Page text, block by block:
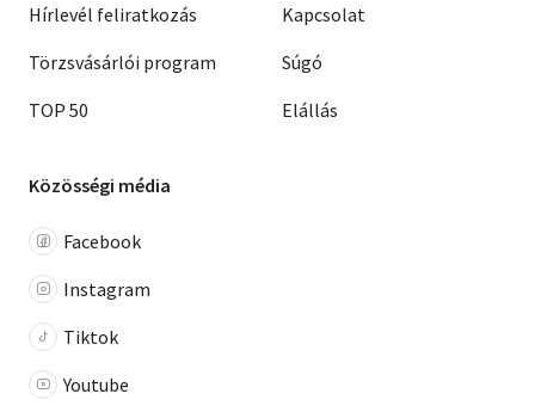
Hírlevél feliratkozás
Törzsvásárlói program
TOP 50
Kapcsolat
Súgó
Elállás
Közösségi média
Facebook
Instagram
Tiktok
Youtube